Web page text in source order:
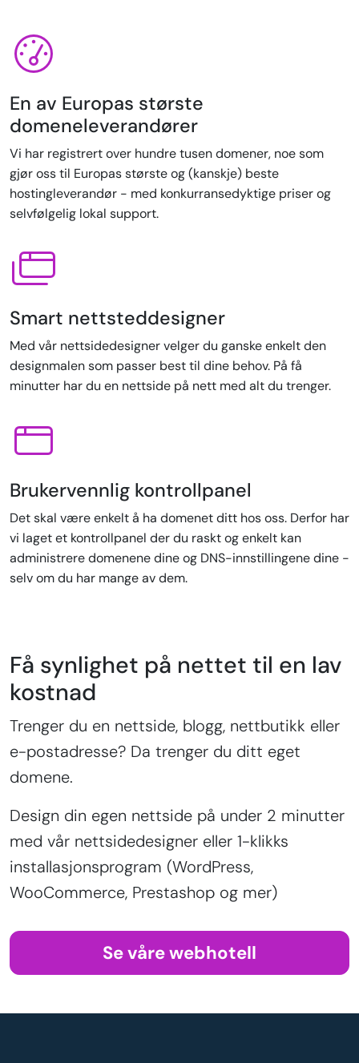
En av Europas største
domeneleverandører
Vi har registrert over hundre tusen domener, noe som
gjør oss til Europas største og (kanskje) beste
hostingleverandør - med konkurransedyktige priser og
selvfølgelig lokal support.
Smart nettsteddesigner
Med vår nettsidedesigner velger du ganske enkelt den
designmalen som passer best til dine behov. På få
minutter har du en nettside på nett med alt du trenger.
Brukervennlig kontrollpanel
Det skal være enkelt å ha domenet ditt hos oss. Derfor har
vi laget et kontrollpanel der du raskt og enkelt kan
administrere domenene dine og DNS-innstillingene dine -
selv om du har mange av dem.
Få synlighet på nettet til en lav
kostnad
Trenger du en nettside, blogg, nettbutikk eller
e-postadresse? Da trenger du ditt eget
domene.
Design din egen nettside på under 2 minutter
med vår nettsidedesigner eller 1-klikks
installasjonsprogram (WordPress,
WooCommerce, Prestashop og mer)
Se våre webhotell